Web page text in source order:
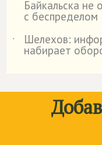
Байкальска не
с беспределом
˙
Шелехов:
набирает